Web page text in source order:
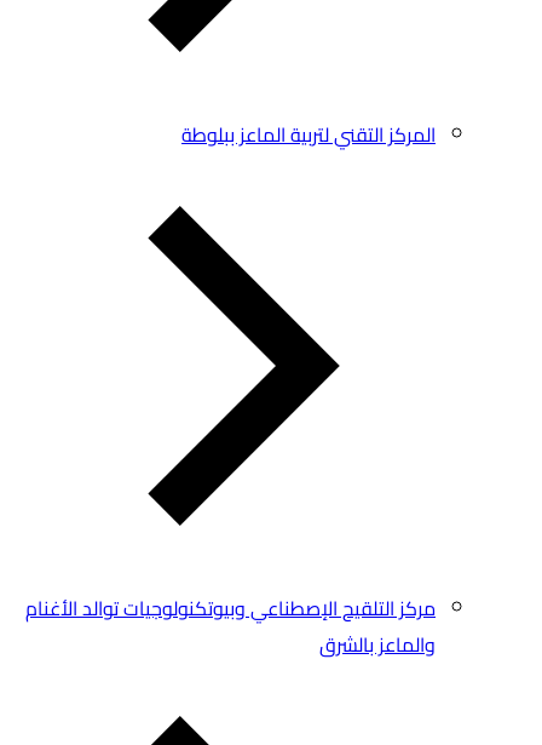
المركز التقني لتربية الماعز ببلوطة
مركز التلقيح الإصطناعي وبيوتكنولوجيات توالد الأغنام
والماعز بالشرق